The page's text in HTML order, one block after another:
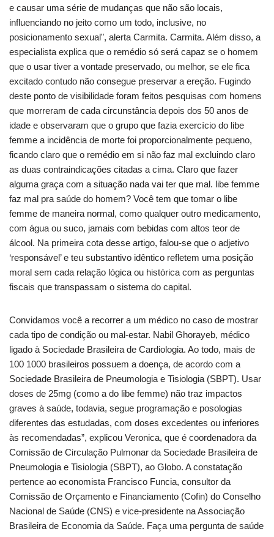
e causar uma série de mudanças que não são locais,
influenciando no jeito como um todo, inclusive, no
posicionamento sexual", alerta Carmita. Carmita. Além disso, a
especialista explica que o remédio só será capaz se o homem
que o usar tiver a vontade preservado, ou melhor, se ele fica
excitado contudo não consegue preservar a ereção. Fugindo
deste ponto de visibilidade foram feitos pesquisas com homens
que morreram de cada circunstância depois dos 50 anos de
idade e observaram que o grupo que fazia exercício do libe
femme a incidência de morte foi proporcionalmente pequeno,
ficando claro que o remédio em si não faz mal excluindo claro
as duas contraindicações citadas a cima. Claro que fazer
alguma graça com a situação nada vai ter que mal. libe femme
faz mal pra saúde do homem? Você tem que tomar o libe
femme de maneira normal, como qualquer outro medicamento,
com água ou suco, jamais com bebidas com altos teor de
álcool. Na primeira cota desse artigo, falou-se que o adjetivo
‘responsável’ e teu substantivo idêntico refletem uma posição
moral sem cada relação lógica ou histórica com as perguntas
fiscais que transpassam o sistema do capital.
Convidamos você a recorrer a um médico no caso de mostrar
cada tipo de condição ou mal-estar. Nabil Ghorayeb, médico
ligado à Sociedade Brasileira de Cardiologia. Ao todo, mais de
100 1000 brasileiros possuem a doença, de acordo com a
Sociedade Brasileira de Pneumologia e Tisiologia (SBPT). Usar
doses de 25mg (como a do libe femme) não traz impactos
graves à saúde, todavia, segue programação e posologias
diferentes das estudadas, com doses excedentes ou inferiores
às recomendadas”, explicou Veronica, que é coordenadora da
Comissão de Circulação Pulmonar da Sociedade Brasileira de
Pneumologia e Tisiologia (SBPT), ao Globo. A constatação
pertence ao economista Francisco Funcia, consultor da
Comissão de Orçamento e Financiamento (Cofin) do Conselho
Nacional de Saúde (CNS) e vice-presidente na Associação
Brasileira de Economia da Saúde. Faça uma pergunta de saúde